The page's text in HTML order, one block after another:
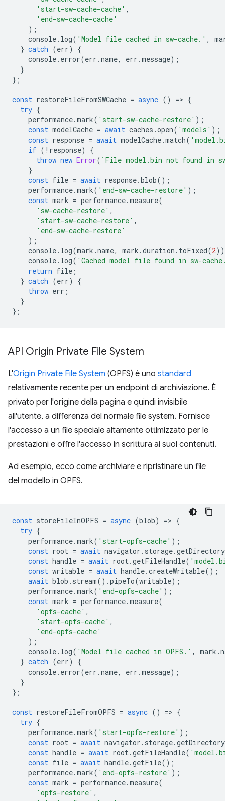
'start-sw-cache-cache' ,
'end-sw-cache-cache'
);
console. log( 'Model file cached in sw-cache.' ,
} catch (err)
{
console. error(err .name, err .message);
}
};
const restoreFileFromSWCache = async () => {
try {
performance.mark( 'start-sw-cache-restore' );
const modelCache = await caches .open( 'models' );
const response = await modelCache.match(
if ( ! response)
{
throw new Error( `File model.bin not found in
}
const file = await response.blob();
performance.mark( 'end-sw-cache-restore' );
const mark = performance.measure(
'sw-cache-restore' ,
'start-sw-cache-restore' ,
'end-sw-cache-restore'
);
console. log(mark .name, mark .duration . toFixed(2
console. log( 'Cached model file found in sw-
return file ;
} catch (err)
{
throw err ;
}
};
API Origin Private File System
L'Origin Private File System (OPFS) è uno standard
relativamente recente per un endpoint di archiviazione. È
privato per l'origine della pagina e quindi invisibile
all'utente, a differenza del normale file system. Fornisce
l'accesso a un file speciale altamente ottimizzato per le
prestazioni e offre l'accesso in scrittura ai suoi contenuti.
Ad esempio, ecco come archiviare e ripristinare un file
del modello in OPFS.
const storeFileInOPFS = async (blob) => {
try {
performance.mark( 'start-opfs-cache' );
const root = await navigator . storage.getDirectory
const handle = await root.getFileHandle(
const writable = await handle.createWritable();
await blob . stream().pipeTo(writable);
performance.mark( 'end-opfs-cache' );
const mark = performance.measure(
'opfs-cache' ,
'start-opfs-cache' ,
'end-opfs-cache'
);
console. log( 'Model file cached in OPFS.' , mark .
} catch (err)
{
console. error(err .name, err .message);
}
};
const restoreFileFromOPFS = async () => {
try {
performance.mark( 'start-opfs-restore' );
const root = await navigator . storage.getDirectory
const handle = await root.getFileHandle(
const file = await handle.getFile();
performance.mark( 'end-opfs-restore' );
const mark = performance.measure(
'opfs-restore' ,